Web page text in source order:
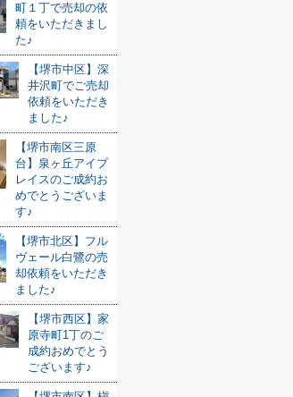
町１丁で売却の依
頼をいただきまし
た♪
【堺市中区】深
井沢町でご売却
依頼をいただき
ました♪
【堺市南区三原
台】泉ヶ丘アイプ
レイスのご成約お
めでとうございま
す♪
【堺市北区】フル
ヴェール白鷺の売
却依頼をいただき
ました♪
【堺市西区】家
原寺町1丁のご
成約おめでとう
ございます♪